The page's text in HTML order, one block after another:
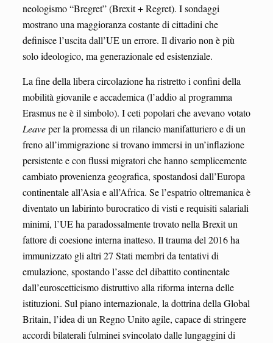
neologismo “Bregret” (Brexit + Regret). I sondaggi
mostrano una maggioranza costante di cittadini che
definisce l’uscita dall’UE un errore. Il divario non è più
solo ideologico, ma generazionale ed esistenziale.
La fine della libera circolazione ha ristretto i confini della
mobilità giovanile e accademica (l’addio al programma
Erasmus ne è il simbolo). I ceti popolari che avevano votato
Leaveper la promessa di un rilancio manifatturiero e di un
freno all’immigrazione si trovano immersi in un’inflazione
persistente e con flussi migratori che hanno semplicemente
cambiato provenienza geografica, spostandosi dall’Europa
continentale all’Asia e all’Africa. Se l’espatrio oltremanica è
diventato un labirinto burocratico di visti e requisiti salariali
minimi, l’UE ha paradossalmente trovato nella Brexit un
fattore di coesione interna inatteso. Il trauma del 2016 ha
immunizzato gli altri 27 Stati membri da tentativi di
emulazione, spostando l’asse del dibattito continentale
dall’euroscetticismo distruttivo alla riforma interna delle
istituzioni. Sul piano internazionale, la dottrina della Global
Britain, l’idea di un Regno Unito agile, capace di stringere
accordi bilaterali fulminei svincolato dalle lungaggini di